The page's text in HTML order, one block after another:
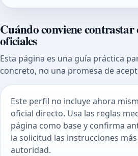
Cuándo conviene contrastar
oficiales
Esta página es una guía práctica
concreto, no una promesa de
Este perfil no incluye ahora
oficial directo. Usa las reglas
página como base y confirma
la solicitud las instrucciones
autoridad.